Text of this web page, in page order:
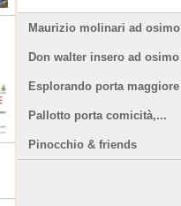
Maurizio molinari ad osimo
Don walter insero ad osimo
Esplorando porta maggiore
Pallotto porta comicità,...
Pinocchio & friends